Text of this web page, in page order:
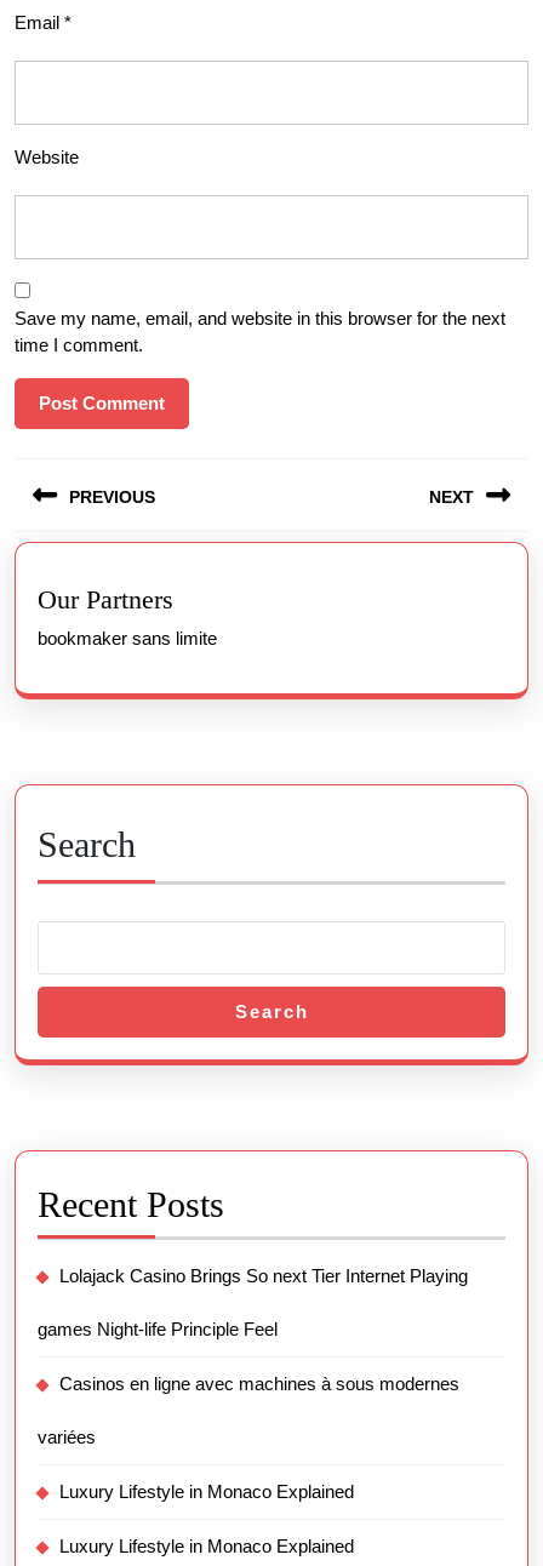
Email *
Website
Save my name, email, and website in this browser for the next
time I comment.
navigation
PREVIOUS
Previous
post:
NEXT
Our Partners
bookmaker sans limite
Search
Search
Recent Posts
Lolajack Casino Brings So next Tier Internet Playing
games Night-life Principle Feel
Casinos en ligne avec machines à sous modernes
variées
Luxury Lifestyle in Monaco Explained
Luxury Lifestyle in Monaco Explained